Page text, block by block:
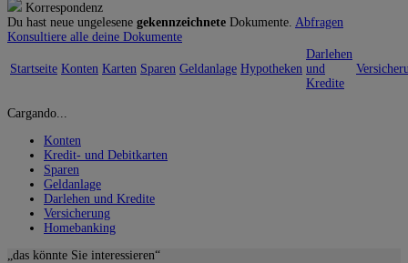
Korrespondenz
Du hast neue ungelesene gekennzeichnete Dokumente. Abfragen
Konsultiere alle deine Dokumente
Startseite Konten Karten Sparen Geldanlage Hypotheken
Darlehen
und
Kredite
Cargando...
Konten
Kredit- und Debitkarten
Sparen
Geldanlage
Darlehen und Kredite
Versicherung
Homebanking
„das könnte Sie interessieren“